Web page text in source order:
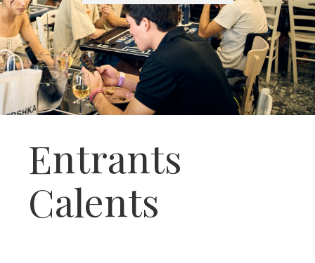
Entrants
Calents